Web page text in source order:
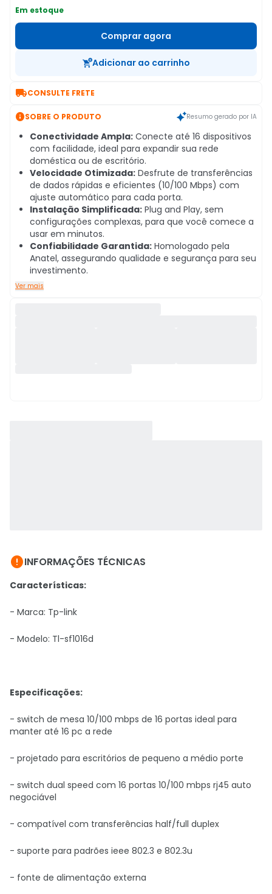
Em estoque
Comprar agora
Adicionar ao carrinho
CONSULTE FRETE
SOBRE O PRODUTO Resumo gerado por IA
Conectividade Ampla: Conecte até 16 dispositivos
com facilidade, ideal para expandir sua rede
doméstica ou de escritório.
Velocidade Otimizada: Desfrute de transferências
de dados rápidas e eficientes (10/100 Mbps) com
ajuste automático para cada porta.
Instalação Simplificada: Plug and Play, sem
configurações complexas, para que você comece a
usar em minutos.
Confiabilidade Garantida: Homologado pela
Anatel, assegurando qualidade e segurança para seu
investimento.
Ver mais
INFORMAÇÕES TÉCNICAS
Características:
- Marca: Tp-link
- Modelo: Tl-sf1016d
Especificações:
- switch de mesa 10/100 mbps de 16 portas ideal para
manter até 16 pc a rede
- projetado para escritórios de pequeno a médio porte
- switch dual speed com 16 portas 10/100 mbps rj45 auto
negociável
- compatível com transferências half/full duplex
- suporte para padrões ieee 802.3 e 802.3u
- fonte de alimentação externa